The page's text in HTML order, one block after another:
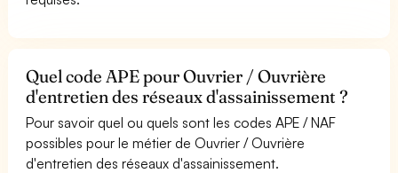
Quel code APE pour Ouvrier / Ouvrière
d'entretien des réseaux d'assainissement ?
Pour savoir quel ou quels sont les codes APE / NAF
possibles pour le métier de Ouvrier / Ouvrière
d'entretien des réseaux d'assainissement.